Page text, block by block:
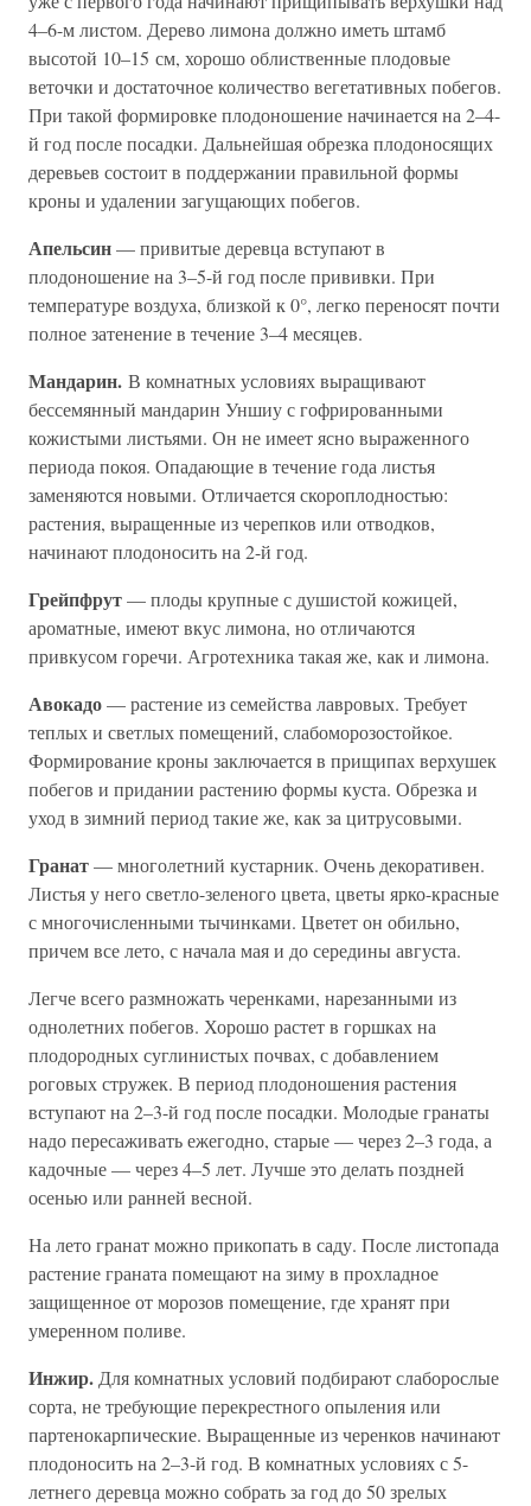
4–6-м листом. Дерево лимона должно иметь штамб
высотой 10–15 см, хорошо облиственные плодовые
веточки и достаточное количество вегетативных побегов.
При такой формировке плодоношение начинается на 2–4-
й год после посадки. Дальнейшая обрезка плодоносящих
деревьев состоит в поддержании правильной формы
кроны и удалении загущающих побегов.
Апельсин— привитые деревца вступают в
плодоношение на 3–5-й год после прививки. При
температуре воздуха, близкой к 0°, легко переносят почти
полное затенение в течение 3–4 месяцев.
Мандарин. В комнатных условиях выращивают
бессемянный мандарин Уншиу с гофрированными
кожистыми листьями. Он не имеет ясно выраженного
периода покоя. Опадающие в течение года листья
заменяются новыми. Отличается скороплодностью:
растения, выращенные из черепков или отводков,
начинают плодоносить на 2-й год.
Грейпфрут— плоды крупные с душистой кожицей,
ароматные, имеют вкус лимона, но отличаются
привкусом горечи. Агротехника такая же, как и лимона.
Авокадо— растение из семейства лавровых. Требует
теплых и светлых помещений, слабоморозостойкое.
Формирование кроны заключается в прищипах верхушек
побегов и придании растению формы куста. Обрезка и
уход в зимний период такие же, как за цитрусовыми.
Гранат— многолетний кустарник. Очень декоративен.
Листья у него светло-зеленого цвета, цветы ярко-красные
с многочисленными тычинками. Цветет он обильно,
причем все лето, с начала мая и до середины августа.
Легче всего размножать черенками, нарезанными из
однолетних побегов. Хорошо растет в горшках на
плодородных суглинистых почвах, с добавлением
роговых стружек. В период плодоношения растения
вступают на 2–3-й год после посадки. Молодые гранаты
надо пересаживать ежегодно, старые — через 2–3 года, а
кадочные — через 4–5 лет. Лучше это делать поздней
осенью или ранней весной.
На лето гранат можно прикопать в саду. После листопада
растение граната помещают на зиму в прохладное
защищенное от морозов помещение, где хранят при
умеренном поливе.
Инжир. Для комнатных условий подбирают слаборослые
сорта, не требующие перекрестного опыления или
партенокарпические. Выращенные из черенков начинают
плодоносить на 2–3-й год. В комнатных условиях с 5-
летнего деревца можно собрать за год до 50 зрелых